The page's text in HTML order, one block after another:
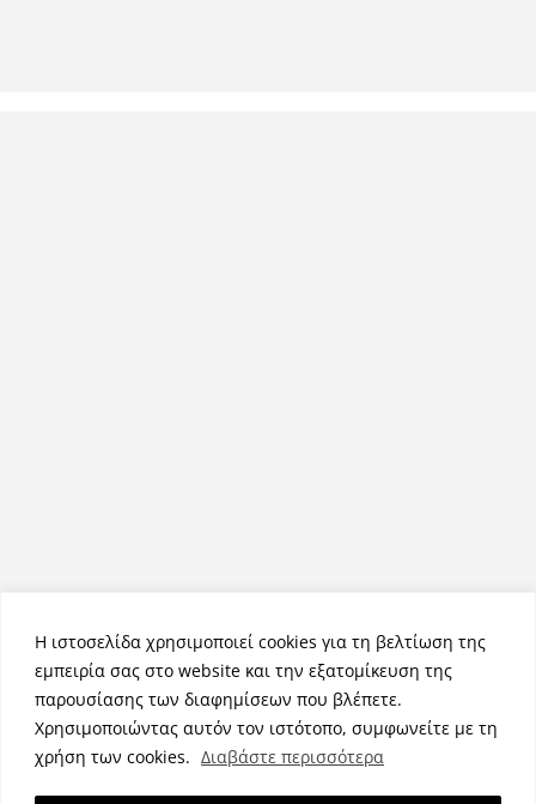
Η ιστοσελίδα χρησιμοποιεί cookies για τη βελτίωση της
εμπειρία σας στο website και την εξατομίκευση της
παρουσίασης των διαφημίσεων που βλέπετε.
Χρησιμοποιώντας αυτόν τον ιστότοπο, συμφωνείτε με τη
χρήση των cookies. Διαβάστε περισσότερα
Πνευματικά Δικαιώματα © 2026NemeaPress. Τα πνευματικά
δικαιώματα προστατεύονται.
Θέμα:ColorMagαπό ThemeGrill. Κατασκευασμένο με